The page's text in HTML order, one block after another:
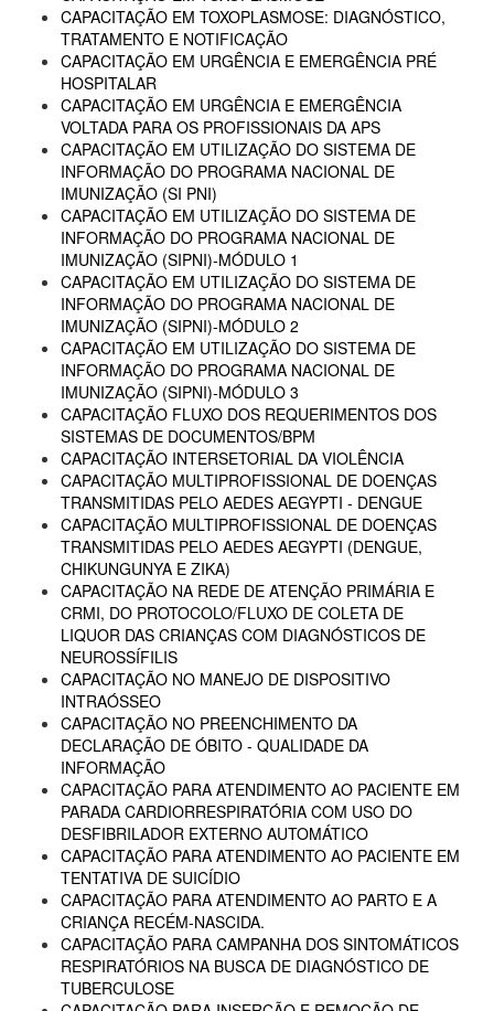
CAPACITAÇÃO EM TOXOPLASMOSE: DIAGNÓSTICO,
TRATAMENTO E NOTIFICAÇÃO
CAPACITAÇÃO EM URGÊNCIA E EMERGÊNCIA PRÉ
HOSPITALAR
CAPACITAÇÃO EM URGÊNCIA E EMERGÊNCIA
VOLTADA PARA OS PROFISSIONAIS DA APS
CAPACITAÇÃO EM UTILIZAÇÃO DO SISTEMA DE
INFORMAÇÃO DO PROGRAMA NACIONAL DE
IMUNIZAÇÃO (SI PNI)
CAPACITAÇÃO EM UTILIZAÇÃO DO SISTEMA DE
INFORMAÇÃO DO PROGRAMA NACIONAL DE
IMUNIZAÇÃO (SIPNI)-MÓDULO 1
CAPACITAÇÃO EM UTILIZAÇÃO DO SISTEMA DE
INFORMAÇÃO DO PROGRAMA NACIONAL DE
IMUNIZAÇÃO (SIPNI)-MÓDULO 2
CAPACITAÇÃO EM UTILIZAÇÃO DO SISTEMA DE
INFORMAÇÃO DO PROGRAMA NACIONAL DE
IMUNIZAÇÃO (SIPNI)-MÓDULO 3
CAPACITAÇÃO FLUXO DOS REQUERIMENTOS DOS
SISTEMAS DE DOCUMENTOS/BPM
CAPACITAÇÃO INTERSETORIAL DA VIOLÊNCIA
CAPACITAÇÃO MULTIPROFISSIONAL DE DOENÇAS
TRANSMITIDAS PELO AEDES AEGYPTI - DENGUE
CAPACITAÇÃO MULTIPROFISSIONAL DE DOENÇAS
TRANSMITIDAS PELO AEDES AEGYPTI (DENGUE,
CHIKUNGUNYA E ZIKA)
CAPACITAÇÃO NA REDE DE ATENÇÃO PRIMÁRIA E
CRMI, DO PROTOCOLO/FLUXO DE COLETA DE
LIQUOR DAS CRIANÇAS COM DIAGNÓSTICOS DE
NEUROSSÍFILIS
CAPACITAÇÃO NO MANEJO DE DISPOSITIVO
INTRAÓSSEO
CAPACITAÇÃO NO PREENCHIMENTO DA
DECLARAÇÃO DE ÓBITO - QUALIDADE DA
INFORMAÇÃO
CAPACITAÇÃO PARA ATENDIMENTO AO PACIENTE EM
PARADA CARDIORRESPIRATÓRIA COM USO DO
DESFIBRILADOR EXTERNO AUTOMÁTICO
CAPACITAÇÃO PARA ATENDIMENTO AO PACIENTE EM
TENTATIVA DE SUICÍDIO
CAPACITAÇÃO PARA ATENDIMENTO AO PARTO E A
CRIANÇA RECÉM-NASCIDA.
CAPACITAÇÃO PARA CAMPANHA DOS SINTOMÁTICOS
RESPIRATÓRIOS NA BUSCA DE DIAGNÓSTICO DE
TUBERCULOSE